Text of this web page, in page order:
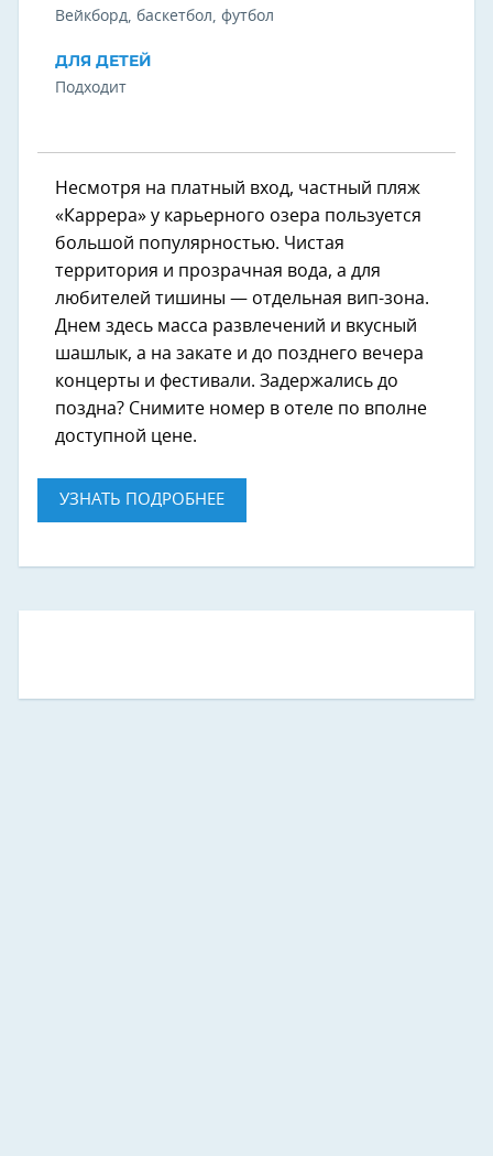
Вейкборд, баскетбол, футбол
ДЛЯ ДЕТЕЙ
Подходит
Несмотря на платный вход, частный пляж
«Каррера» у карьерного озера пользуется
большой популярностью. Чистая
территория и прозрачная вода, а для
любителей тишины — отдельная вип-зона.
Днем здесь масса развлечений и вкусный
шашлык, а на закате и до позднего вечера
концерты и фестивали. Задержались до
поздна? Снимите номер в отеле по вполне
доступной цене.
УЗНАТЬ ПОДРОБНЕЕ